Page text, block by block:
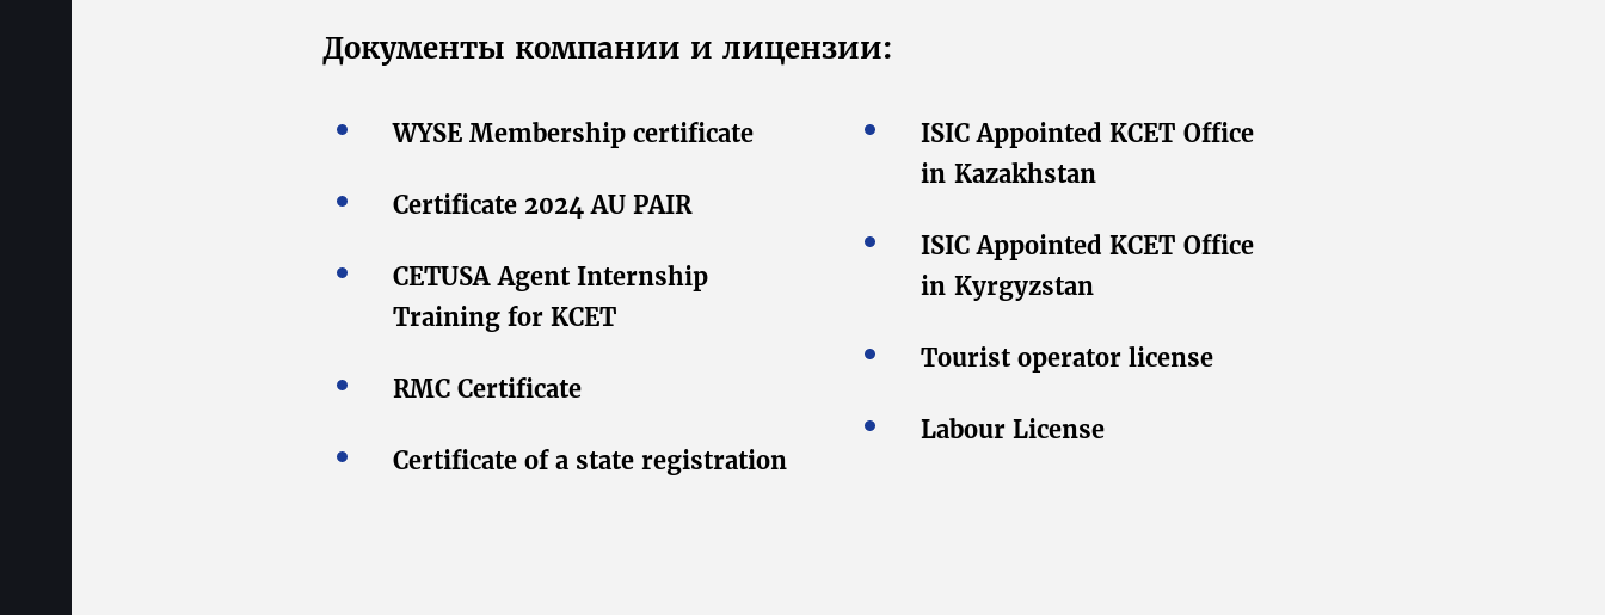
Документы компании и лицензии:
WYSE Membership certificate
Certificate 2024 AU PAIR
CETUSA Agent Internship
Training for KCET
RMC Certificate
Certificate of a state registration
ISIC Appointed KCET Office
in Kazakhstan
ISIC Appointed KCET Office
in Kyrgyzstan
Tourist operator license
Labour License